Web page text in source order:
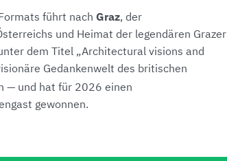
führt nachGraz, der
und Heimat der legendären Grazer
dem Titel „Architectural visions and
Gedankenwelt des britischen
— und hat für 2026 einen
gewonnen.